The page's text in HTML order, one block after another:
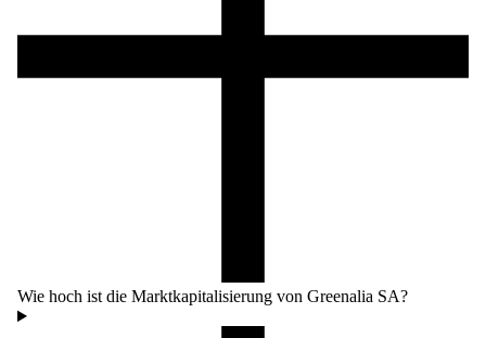
Wie hoch ist die Marktkapitalisierung von Greenalia SA?